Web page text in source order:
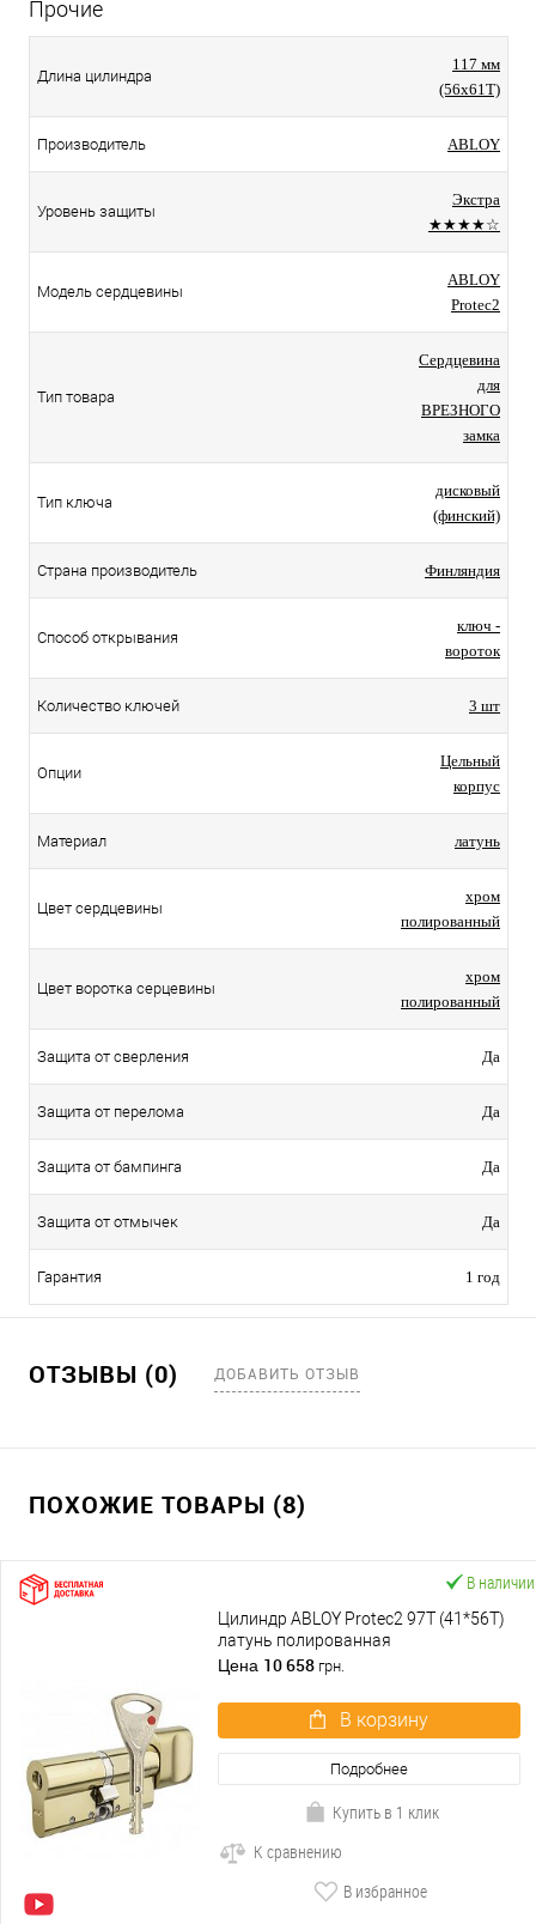
Прочие
Длина цилиндра
117 мм
(56x61T)
Производитель ABLOY
Уровень защиты
Экстра
★★★★☆
Модель сердцевины
ABLOY
Protec2
Тип товара
Сердцевина
для
ВРЕЗНОГО
замка
Тип ключа
дисковый
(финский)
Страна производитель Финляндия
Способ открывания
ключ -
вороток
Количество ключей 3 шт
Опции
Цельный
корпус
Материал латунь
Цвет сердцевины
хром
полированный
Цвет воротка серцевины
хром
полированный
Защита от сверления Да
Защита от перелома Да
Защита от бампинга Да
Защита от отмычек Да
Гарантия 1 год
ОТЗЫВЫ (0) ДОБАВИТЬ ОТЗЫВ
ПОХОЖИЕ ТОВАРЫ (8)
В наличии
Цилиндр ABLOY Protec2 97T (41*56T)
латунь полированная
Цена 10 658 грн.
В корзину
Подробнее
Купить в 1 клик
К сравнению
В избранное